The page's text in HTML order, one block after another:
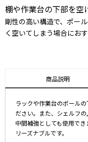
棚や作業台の下部を空
剛性の高い構造で、ポー
く空いてしまう場合におす
商品説明
ラックや作業台のポール
ださい。また、シェルフ
中間補強としても使用で
リーズナブルです。